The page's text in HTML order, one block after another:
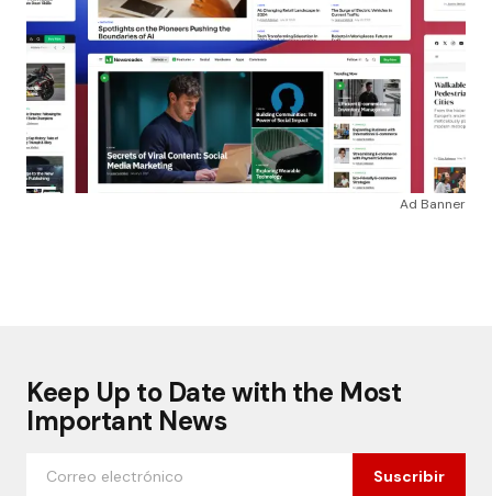
Ad Banner
Keep Up to Date with the Most
Important News
Suscribir